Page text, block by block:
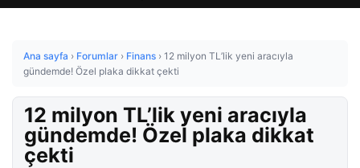
Ana sayfa › Forumlar › Finans › 12 milyon TL’lik yeni aracıyla
gündemde! Özel plaka dikkat çekti
12 milyon TL’lik yeni aracıyla
gündemde! Özel plaka dikkat
çekti